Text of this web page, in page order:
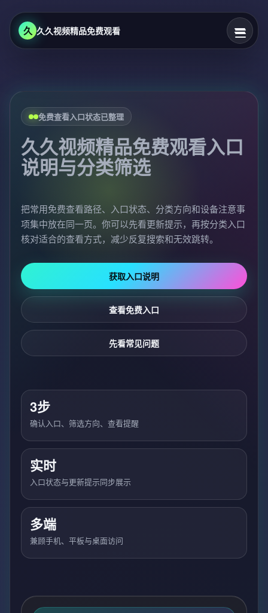
久 久久视频精品免费观看
免费查看入口状态已整理
久久视频精品免费观看入口
说明与分类筛选
把常用免费查看路径、入口状态、分类方向和设备注意事
项集中放在同一页。你可以先看更新提示，再按分类入口
核对适合的查看方式，减少反复搜索和无效跳转。
获取入口说明
查看免费入口
先看常见问题
3步
确认入口、筛选方向、查看提醒
实时
入口状态与更新提示同步展示
多端
兼顾手机、平板与桌面访问